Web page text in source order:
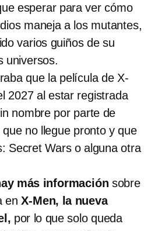
esperar para ver cómo
maneja a los mutantes,
varios guiños de su
universos.
que la película de X-
2027 al estar registrada
nombre por parte de
no llegue pronto y que
Secret Wars o alguna otra
más información sobre
enX-Men, la nueva
por lo que solo queda